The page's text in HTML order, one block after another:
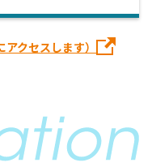
クセスします）